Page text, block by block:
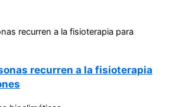
recurren a la fisioterapia